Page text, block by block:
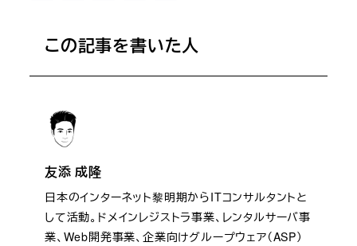
この記事を書いた人
友添 成隆
日本のインターネット黎明期からITコンサルタントと
して活動。ドメインレジストラ事業、レンタルサーバ事
業、Web開発事業、企業向けグループウェア（ASP）